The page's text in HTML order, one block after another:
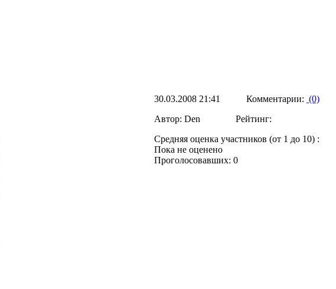
30.03.2008 21:41 Комментарии: (0)
Автор: Den Рейтинг:
Средняя оценка участников (от 1 до 10) :
Пока не оценено
Проголосовавших: 0